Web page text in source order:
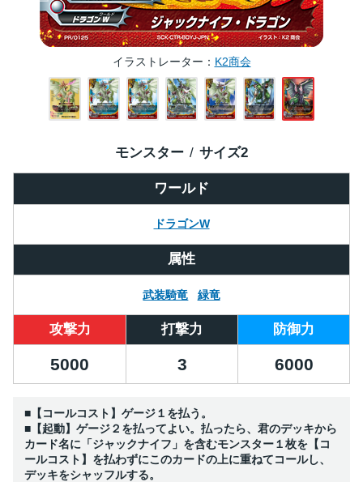
イラストレーター K2商会
ワールド
ドラゴンW
モンスター サイズ2
属性
武装騎竜 緑竜
攻撃力 打撃力 防御力
5000 3 6000
■【コールコスト】ゲージ１を払う。
■【起動】ゲージ２を払ってよい。払ったら、君のデッキから
カード名に「ジャックナイフ」を含むモンスター１枚を【コ
ールコスト】を払わずにこのカードの上に重ねてコールし、
デッキをシャッフルする。